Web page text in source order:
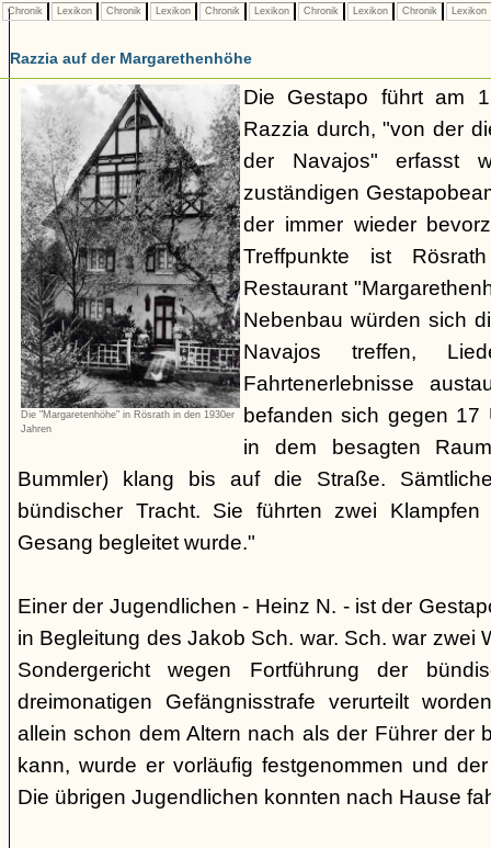
Chronik Lexikon Chronik Lexikon Chronik Lexikon Chronik Lexikon Chronik Lexikon
Razzia auf der Margarethenhöhe
Die "Margaretenhöhe" in Rösrath in den 1930er
Jahren
Die Gestapo führt am
Razzia durch, "von der
der Navajos" erfasst
zuständigen
der immer wieder
Treffpunkte ist
Restaurant
Nebenbau würden sich
Navajos treffen,
Fahrtenerlebnisse
befanden sich gegen 17
in dem besagten
Bummler) klang bis auf die Straße.
bündischer Tracht. Sie führten zwei
Gesang begleitet wurde."
Einer der Jugendlichen - Heinz N. - ist der
in Begleitung des Jakob Sch. war. Sch. war zwei
Sondergericht wegen Fortführung der
dreimonatigen Gefängnisstrafe verurteilt
allein schon dem Altern nach als der Führer der
kann, wurde er vorläufig festgenommen und
Die übrigen Jugendlichen konnten nach Hause